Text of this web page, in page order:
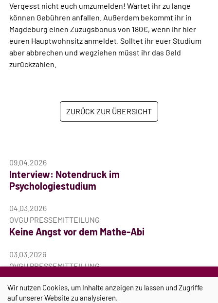
Vergesst nicht euch umzumelden! Wartet ihr zu lange
können Gebühren anfallen. Außerdem bekommt ihr in
Magdeburg einen Zuzugsbonus von 180€, wenn ihr hier
euren Hauptwohnsitz anmeldet. Solltet ihr euer Studium
aber abbrechen und wegziehen müsst ihr das Geld
zurückzahlen.
ZURÜCK ZUR ÜBERSICHT
09.04.2026
Interview: Notendruck im
Psychologiestudium
04.03.2026
OVGU PRESSEMITTEILUNG
Keine Angst vor dem Mathe-Abi
03.03.2026
OVGU PRESSEMITTEILUNG
Einen Tag Zukunft zum ausprobieren
10.02.2026
Wir nutzen Cookies, um Inhalte anzeigen zu lassen und Zugriffe
auf unserer Website zu analysieren.